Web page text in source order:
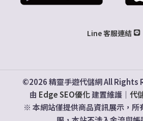
Line 客服連結
©2026 精靈手遊代儲網 All Rights
由 Edge SEO優化建置維護｜ 代
※ 本網站僅提供商品資訊展示，所